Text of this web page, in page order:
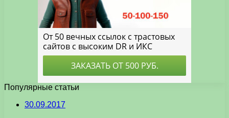
Популярные статьи
30.09.2017